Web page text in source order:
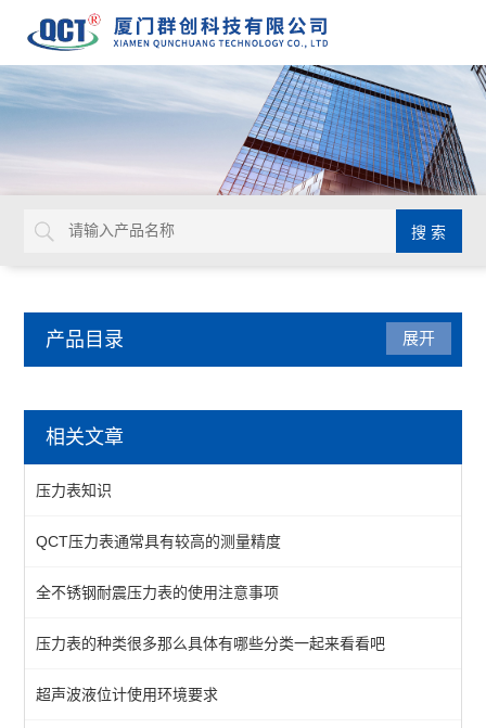
产品目录
压力表附件
普通压力表
防腐压力表
数显压力表
全不锈钢压力表
油表（耐震压力表）
展开
相关文章
压力表知识
QCT压力表通常具有较高的测量精度
全不锈钢耐震压力表的使用注意事项
压力表的种类很多那么具体有哪些分类一起来看看吧
超声波液位计使用环境要求